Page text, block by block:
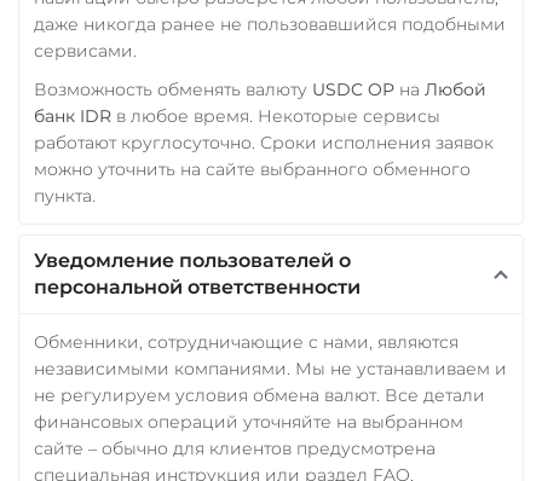
даже никогда ранее не пользовавшийся подобными
сервисами.
Возможность обменять валюту USDC OP на Любой
банк IDR в любое время. Некоторые сервисы
работают круглосуточно. Сроки исполнения заявок
можно уточнить на сайте выбранного обменного
пункта.
Уведомление пользователей о
персональной ответственности
Обменники, сотрудничающие с нами, являются
независимыми компаниями. Мы не устанавливаем и
не регулируем условия обмена валют. Все детали
финансовых операций уточняйте на выбранном
сайте – обычно для клиентов предусмотрена
специальная инструкция или раздел FAQ,